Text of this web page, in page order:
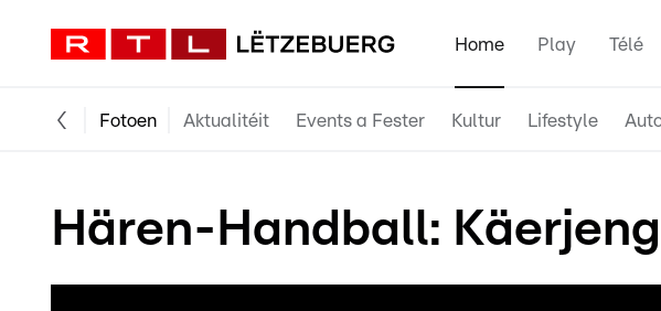
Home Play Télé
Fotoen Aktualitéit Events a Fester Kultur Lifestyle
Hären-Handball: